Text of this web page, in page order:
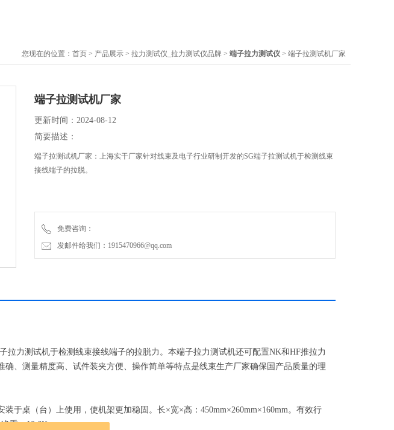
您现在的位置： 首页 > 产品展示 > 拉力测试仪_拉力测试仪品牌 > 端子拉力测试仪 > 端子拉测试机厂家
端子拉测试机厂家
更新时间：2024-08-12
简要描述：
端子拉测试机厂家：上海实干厂家针对线束及电子行业研制开发的SG端子拉测试机于检测线束
接线端子的拉脱。
免费咨询：
发邮件给我们：1915470966@qq.com
拉力测试机于检测线束接线端子的拉脱力。本端子拉力测试机还可配置NK和HF推拉力
、测量精度高、试件装夹方便、操作简单等特点是线束生产厂家确保国产品质量的理
于桌（台）上使用，使机架更加稳固。长×宽×高：450mm×260mm×160mm。有效行
净重：10.6Kg。